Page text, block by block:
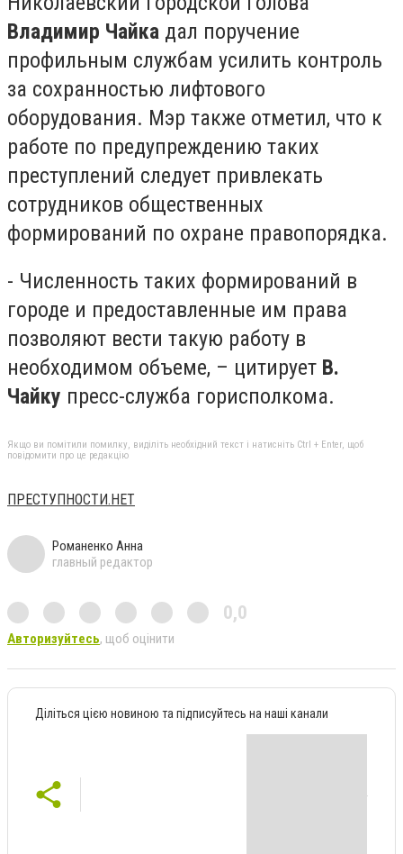
Владимир Чайка дал поручение
профильным службам усилить контроль
за сохранностью лифтового
оборудования. Мэр также отметил, что к
работе по предупреждению таких
преступлений следует привлекать
сотрудников общественных
формирований по охране правопорядка.
- Численность таких формирований в
городе и предоставленные им права
позволяют вести такую работу в
необходимом объеме, – цитирует В.
Чайку пресс-служба горисполкома.
Якщо ви помітили помилку, виділіть необхідний текст і натисніть Ctrl + Enter, щоб
повідомити про це редакцію
ПРЕСТУПНОСТИ.НЕТ
Романенко Анна
главный редактор
0,0
Авторизуйтесь, щоб оцінити
Діліться цією новиною та підписуйтесь на наші канали